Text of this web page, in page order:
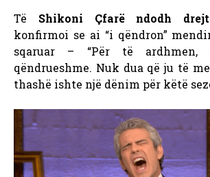
Të Shikoni Çfarë ndodh
konfirmoi se ai “i qëndron”
sqaruar – “Për të
qëndrueshme. Nuk dua që ju të
thashë ishte një dënim për këtë